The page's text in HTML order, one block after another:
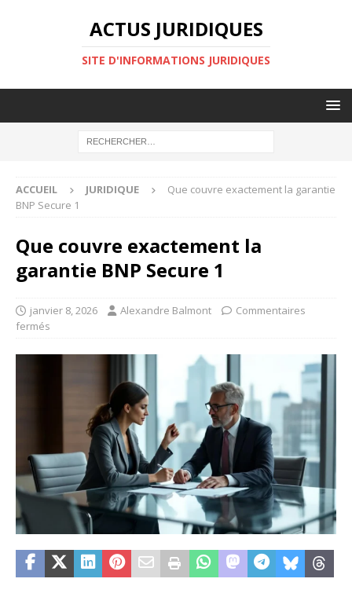
ACTUS JURIDIQUES
SITE D'INFORMATIONS JURIDIQUES
ACCUEIL JURIDIQUE
Que couvre exactement la garantie
BNP Secure 1
Que couvre exactement la
garantie BNP Secure 1
janvier 8, 2026 Alexandre Balmont
Commentaires
fermés